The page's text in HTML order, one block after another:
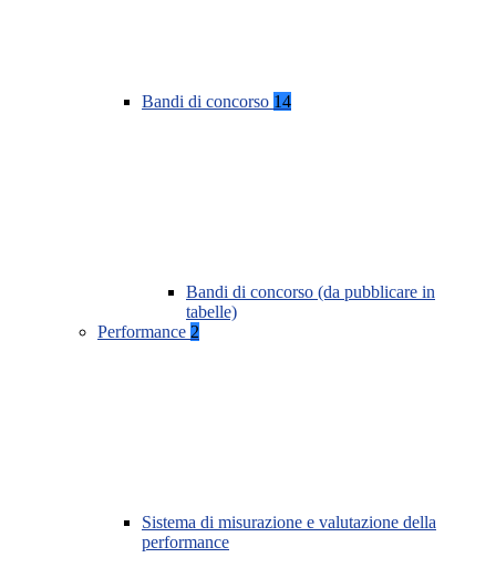
Bandi di concorso 14
Bandi di concorso (da pubblicare in
tabelle)
Performance 2
Sistema di misurazione e valutazione della
performance